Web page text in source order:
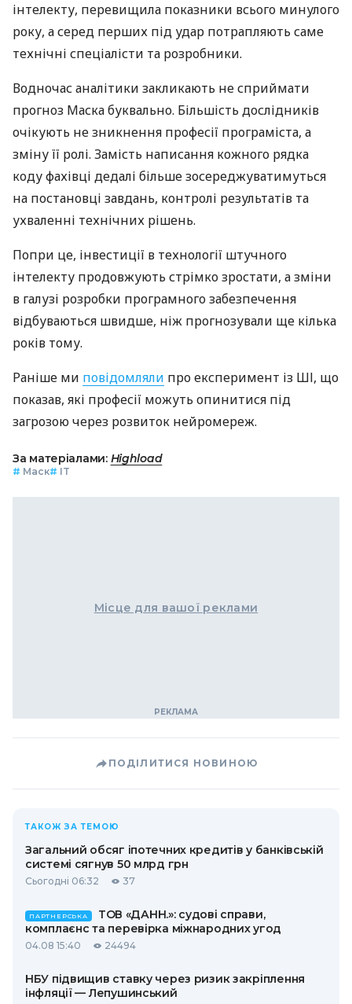
інтелекту, перевищила показники всього минулого
року, а серед перших під удар потрапляють саме
технічні спеціалісти та розробники.
Водночас аналітики закликають не сприймати
прогноз Маска буквально. Більшість дослідників
очікують не зникнення професії програміста, а
зміну її ролі. Замість написання кожного рядка
коду фахівці дедалі більше зосереджуватимуться
на постановці завдань, контролі результатів та
ухваленні технічних рішень.
Попри це, інвестиції в технології штучного
інтелекту продовжують стрімко зростати, а зміни
в галузі розробки програмного забезпечення
відбуваються швидше, ніж прогнозували ще кілька
років тому.
Раніше ми повідомляли про експеримент із ШІ, що
показав, які професії можуть опинитися під
загрозою через розвиток нейромереж.
За матеріалами: Highload
# Маск# IT
Місце для вашої реклами
ПОДІЛИТИСЯ НОВИНОЮ
ТАКОЖ ЗА ТЕМОЮ
Загальний обсяг іпотечних кредитів у банківській
системі сягнув 50 млрд грн
Сьогодні 06:32 37
ПАРТНЕРСЬКА
ТОВ «ДАНН.»: судові справи,
комплаєнс та перевірка міжнародних угод
04.08 15:40 24494
НБУ підвищив ставку через ризик закріплення
інфляції — Лепушинський